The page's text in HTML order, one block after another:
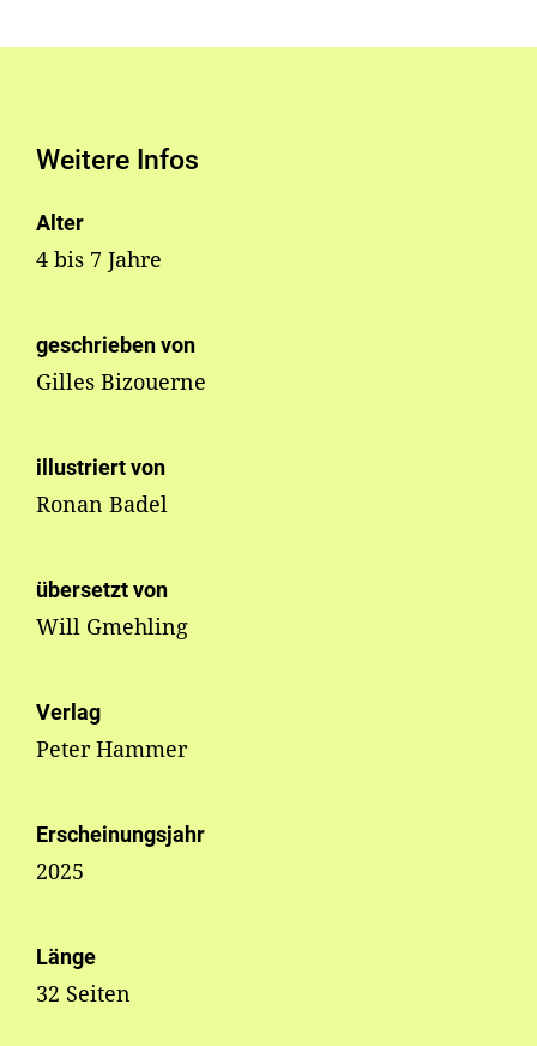
Weitere Infos
Alter
4 bis 7 Jahre
geschrieben von
Gilles Bizouerne
illustriert von
Ronan Badel
übersetzt von
Will Gmehling
Verlag
Peter Hammer
Erscheinungsjahr
2025
Länge
32 Seiten